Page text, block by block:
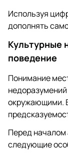
Используя
дополнять
Культурные
поведение
Понимание
окружающими.
Перед началом
следующие